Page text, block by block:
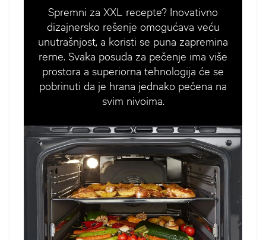
Spremni za XXL recepte? Inovativno
dizajnersko rešenje omogućava veću
unutrašnjost, a koristi se puna zapremina
rerne. Svaka posuda za pečenje ima više
prostora a superiorna tehnologija će se
pobrinuti da je hrana jednako pečena na
svim nivoima.